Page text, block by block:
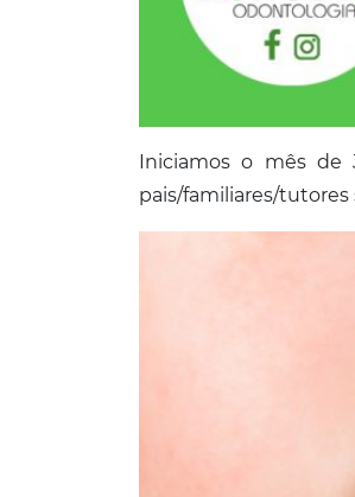
Iniciamos o mês de
pais/familiares/tutores